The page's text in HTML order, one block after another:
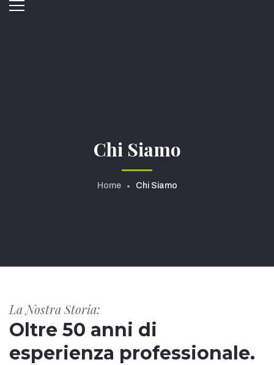
Chi Siamo
Home Chi Siamo
La Nostra Storia:
Oltre 50 anni di
esperienza professionale.